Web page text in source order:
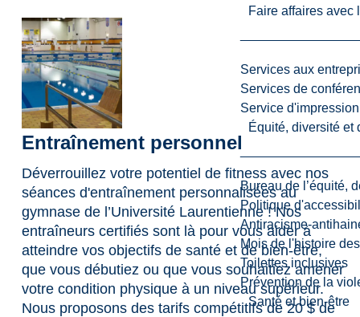
Faire affaires avec
Services aux
Services de
Service d'impression
Équité, diversité et
Bureau de l’équité,
Politique
Antiracisme-
Mois de l'histoire
Toilettes inclusives
Prévention de la
Santé et bien-être
Entraînement personnel
Déverrouillez votre potentiel de fitness avec nos
séances d'entraînement personnalisées au
gymnase de l’Université Laurentienne ! Nos
entraîneurs certifiés sont là pour vous aider à
atteindre vos objectifs de santé et de bien-être,
que vous débutiez ou que vous souhaitiez amener
votre condition physique à un niveau supérieur.
Nous proposons des tarifs compétitifs de 20 $ de